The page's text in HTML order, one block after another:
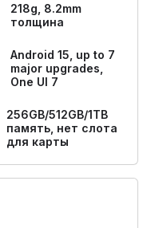
218g, 8.2mm
толщина
Android 15, up to 7
major upgrades,
One UI 7
256GB/512GB/1TB
память, нет слота
для карты